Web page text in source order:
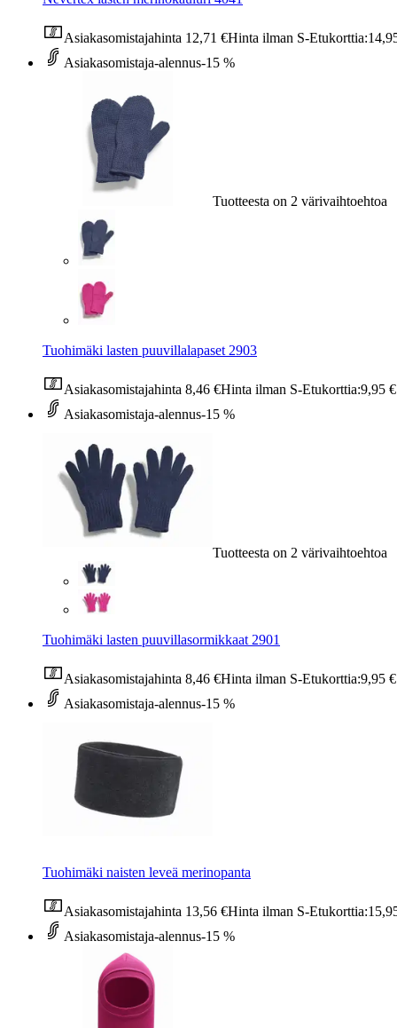
Asiakasomistajahinta 12,71 €Hinta ilman S-Etukorttia:
Asiakasomistaja-alennus-15 %
Tuotteesta on 2 värivaihtoehtoa
Tuohimäki lasten puuvillalapaset 2903
Asiakasomistajahinta 8,46 €Hinta ilman S-Etukorttia:9,95 €
Asiakasomistaja-alennus-15 %
Tuotteesta on 2 värivaihtoehtoa
Tuohimäki lasten puuvillasormikkaat 2901
Asiakasomistajahinta 8,46 €Hinta ilman S-Etukorttia:9,95 €
Asiakasomistaja-alennus-15 %
Tuohimäki naisten leveä merinopanta
Asiakasomistajahinta 13,56 €Hinta ilman S-Etukorttia:
Asiakasomistaja-alennus-15 %